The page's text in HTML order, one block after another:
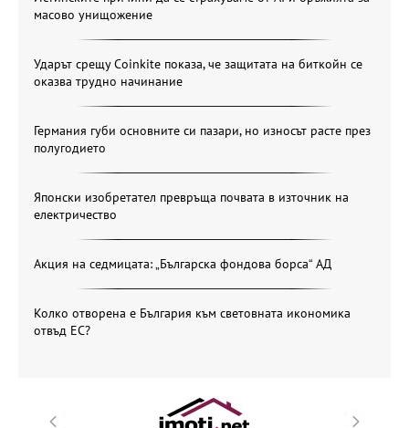
масово унищожение
Ударът срещу Coinkite показа, че защитата на биткойн се
оказва трудно начинание
Германия губи основните си пазари, но износът расте през
полугодието
Японски изобретател превръща почвата в източник на
електричество
Акция на седмицата: „Българска фондова борса“ АД
Колко отворена е България към световната икономика
отвъд ЕС?